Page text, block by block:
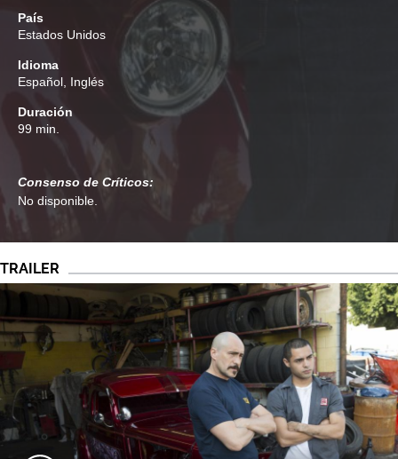
País
Estados Unidos
Idioma
Español, Inglés
Duración
99 min.
Consenso de Críticos:
No disponible.
TRAILER